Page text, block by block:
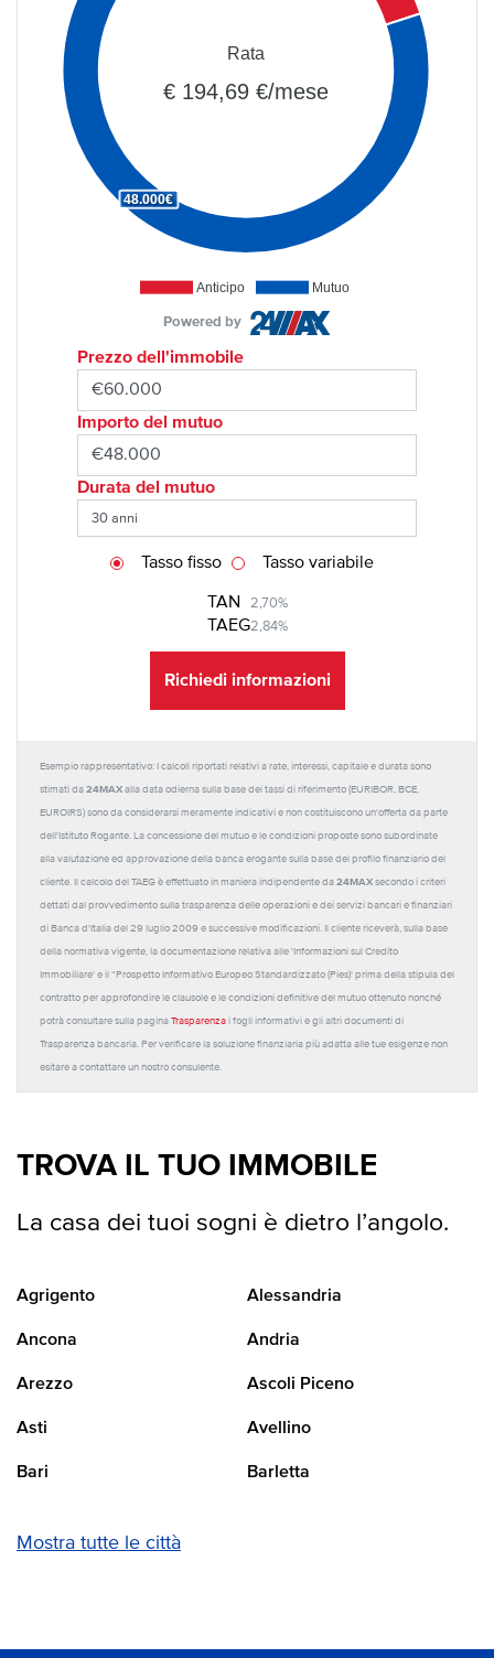
Anticipo Mutuo
48.000€
Rata
€ 194,69 €/mese
Powered by
Prezzo dell'immobile
Importo del mutuo
Durata del mutuo
TAN 2,70%
TAEG2,84%
Tasso fisso Tasso variabile
Richiedi informazioni
Esempio rappresentativo: I calcoli riportati relativi a rate, interessi, capitale e durata sono
stimati da 24MAX alla data odierna sulla base dei tassi di riferimento (EURIBOR, BCE,
EUROIRS) sono da considerarsi meramente indicativi e non costituiscono un'offerta da parte
dell'Istituto Rogante. La concessione del mutuo e le condizioni proposte sono subordinate
alla valutazione ed approvazione della banca erogante sulla base del profilo finanziario del
cliente. Il calcolo del TAEG è effettuato in maniera indipendente da 24MAX secondo i criteri
dettati dal provvedimento sulla trasparenza delle operazioni e dei servizi bancari e finanziari
di Banca d'Italia del 29 luglio 2009 e successive modificazioni. Il cliente riceverà, sulla base
della normativa vigente, la documentazione relativa alle 'Informazioni sul Credito
Immobiliare' e il “Prospetto Informativo Europeo Standardizzato (Pies)' prima della stipula del
contratto per approfondire le clausole e le condizioni definitive del mutuo ottenuto nonché
potrà consultare sulla pagina Trasparenza i fogli informativi e gli altri documenti di
Trasparenza bancaria. Per verificare la soluzione finanziaria più adatta alle tue esigenze non
esitare a contattare un nostro consulente.
TROVA IL TUO IMMOBILE
La casa dei tuoi sogni è dietro l’angolo.
Agrigento Alessandria
Ancona Andria
Arezzo Ascoli Piceno
Asti Avellino
Bari Barletta
Mostra tutte le città